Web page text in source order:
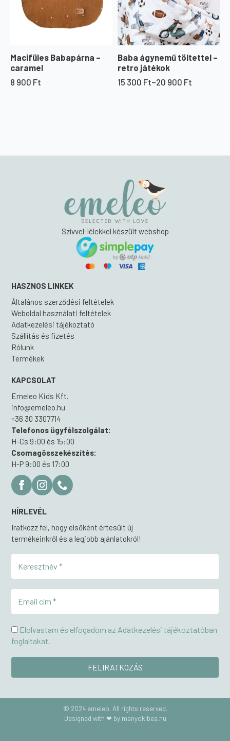
Macifüles Babapárna –
caramel
8 900 Ft
Baba ágynemű töltettel –
retro játékok
15 300 Ft–20 900 Ft
Ártartomány:
Szívvel-lélekkel készült webshop
HASZNOS LINKEK
Általános szerződési feltételek
Weboldal használati feltételek
Adatkezelési tájékoztató
Szállítás és fizetés
Rólunk
Termékek
KAPCSOLAT
Emeleo Kids Kft.
info@emeleo.hu
+36 30 3307714
Telefonos ügyfélszolgálat:
H-Cs 9:00 és 15:00
Csomagösszekészítés:
H-P 9:00 és 17:00
HÍRLEVÉL
Iratkozz fel, hogy elsőként értesült új
termékeinkről és a legjobb ajánlatokról!
Elolvastam és elfogadom az Adatkezelési tájékoztatóban
foglaltakat.
© 2024 emeleo. All rights reserved.
Designed with ❤ by manyokibea.hu